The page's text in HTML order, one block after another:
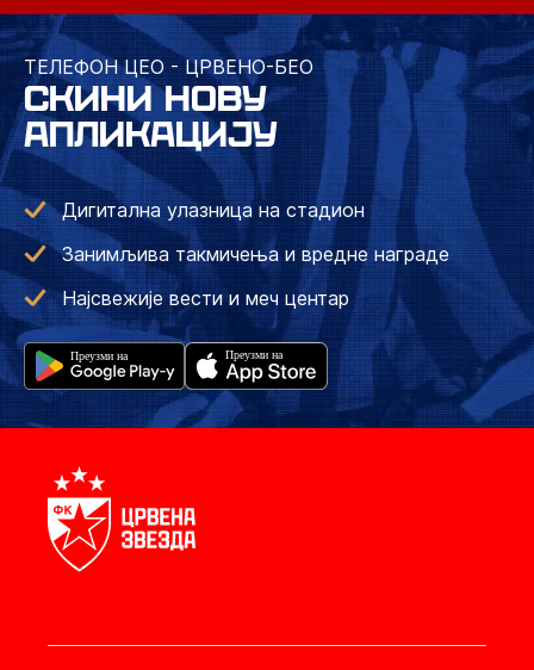
ТЕЛЕФОН ЦЕО - ЦРВЕНО-БЕО
СКИНИ НОВУ
АПЛИКАЦИЈУ
Дигитална улазница на стадион
Занимљива такмичења и вредне награде
Најсвежије вести и меч центар